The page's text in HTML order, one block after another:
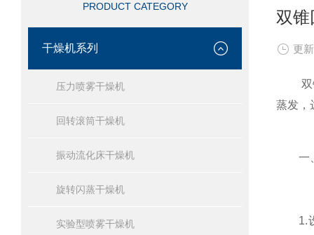
PRODUCT CATEGORY
干燥机系列
压力喷雾干燥机
回转滚筒干燥机
振动流化床干燥机
旋转闪蒸干燥机
实验型喷雾干燥机
双
更
双锥
蒸发，
一、
1.设